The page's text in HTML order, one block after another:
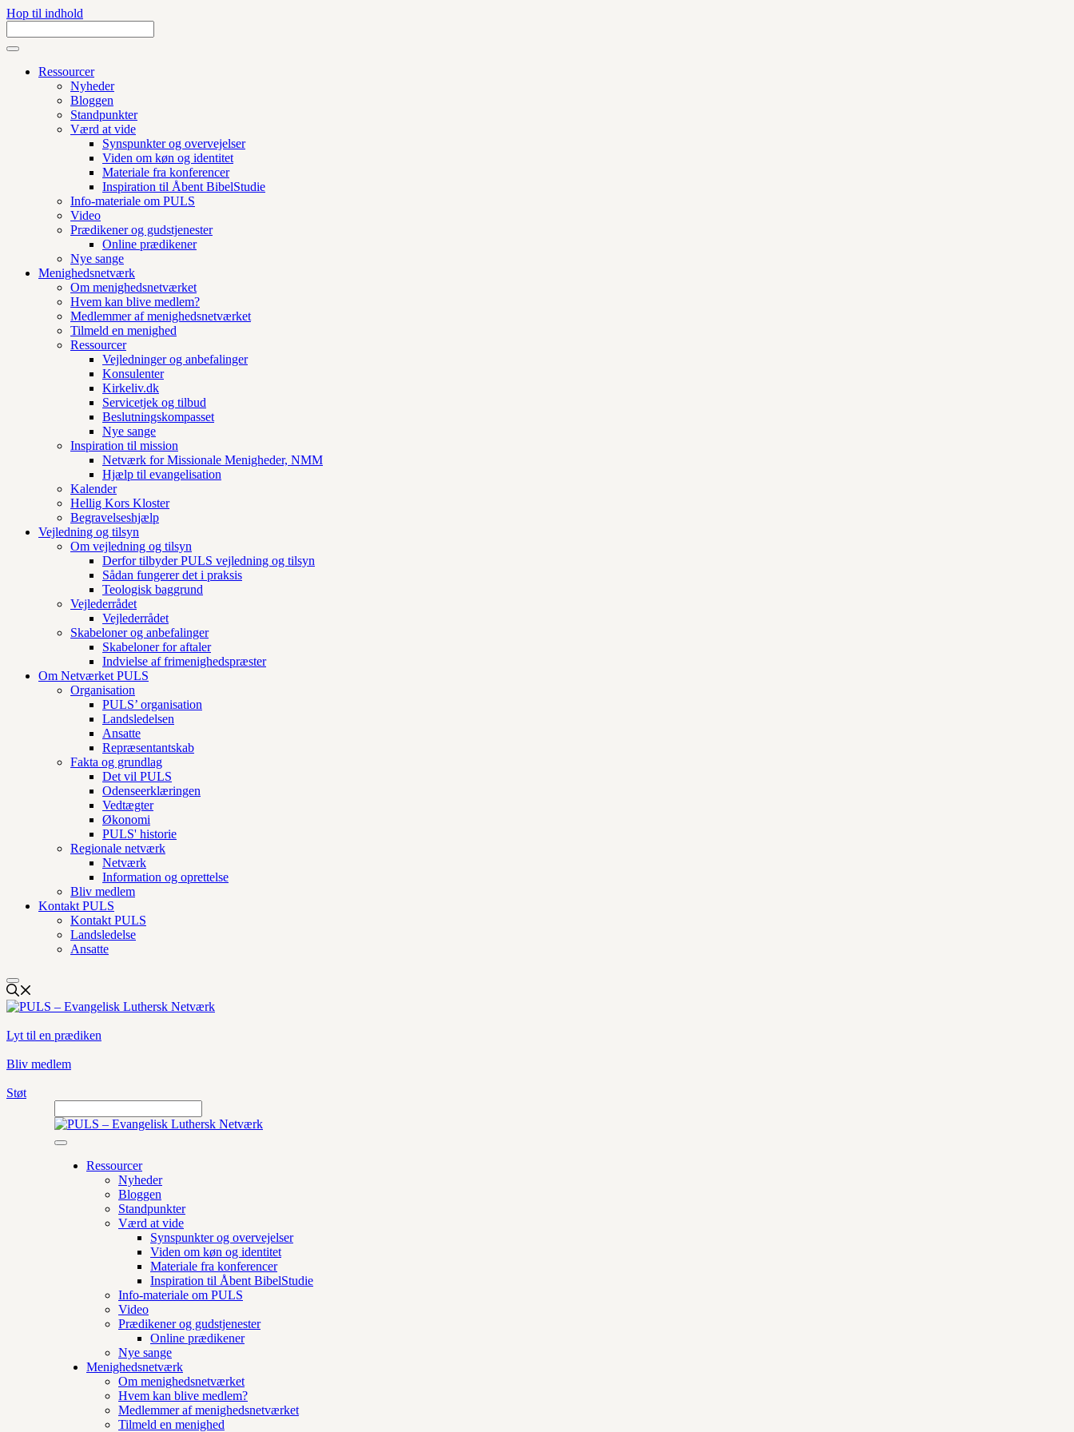
Hop til indhold
Ressourcer
Nyheder
Bloggen
Standpunkter
Værd at vide
Synspunkter og overvejelser
Viden om køn og identitet
Materiale fra konferencer
Inspiration til Åbent BibelStudie
Info-materiale om PULS
Video
Prædikener og gudstjenester
Online prædikener
Nye sange
Menighedsnetværk
Om menighedsnetværket
Hvem kan blive medlem?
Medlemmer af menighedsnetværket
Tilmeld en menighed
Ressourcer
Vejledninger og anbefalinger
Konsulenter
Kirkeliv.dk
Servicetjek og tilbud
Beslutningskompasset
Nye sange
Inspiration til mission
Netværk for Missionale Menigheder, NMM
Hjælp til evangelisation
Kalender
Hellig Kors Kloster
Begravelseshjælp
Vejledning og tilsyn
Om vejledning og tilsyn
Derfor tilbyder PULS vejledning og tilsyn
Sådan fungerer det i praksis
Teologisk baggrund
Vejlederrådet
Vejlederrådet
Skabeloner og anbefalinger
Skabeloner for aftaler
Indvielse af frimenighedspræster
Om Netværket PULS
Organisation
PULS’ organisation
Landsledelsen
Ansatte
Repræsentantskab
Fakta og grundlag
Det vil PULS
Odenseerklæringen
Vedtægter
Økonomi
PULS' historie
Regionale netværk
Netværk
Information og oprettelse
Bliv medlem
Kontakt PULS
Kontakt PULS
Landsledelse
Ansatte
Lyt til en prædiken
Bliv medlem
Støt
Ressourcer
Nyheder
Bloggen
Standpunkter
Værd at vide
Synspunkter og overvejelser
Viden om køn og identitet
Materiale fra konferencer
Inspiration til Åbent BibelStudie
Info-materiale om PULS
Video
Prædikener og gudstjenester
Online prædikener
Nye sange
Menighedsnetværk
Om menighedsnetværket
Hvem kan blive medlem?
Medlemmer af menighedsnetværket
Tilmeld en menighed